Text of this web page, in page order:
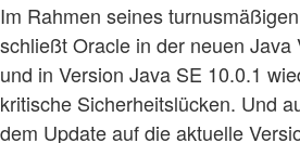
Im Rahmen seines
schließt Oracle in der neuen Java
und in Version Java SE 10.0.1
kritische Sicherheitslücken. Und
dem Update auf die aktuelle